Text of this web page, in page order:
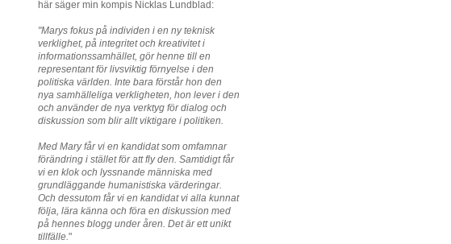
här säger min kompis Nicklas Lundblad:
"Marys fokus på individen i en ny teknisk
verklighet, på integritet och kreativitet i
informationssamhället, gör henne till en
representant för livsviktig förnyelse i den
politiska världen. Inte bara förstår hon den
nya samhälleliga verkligheten, hon lever i den
och använder de nya verktyg för dialog och
diskussion som blir allt viktigare i politiken.
Med Mary får vi en kandidat som omfamnar
förändring i stället för att fly den. Samtidigt får
vi en klok och lyssnande människa med
grundläggande humanistiska värderingar.
Och dessutom får vi en kandidat vi alla kunnat
följa, lära känna och föra en diskussion med
på hennes blogg under åren. Det är ett unikt
tillfälle."